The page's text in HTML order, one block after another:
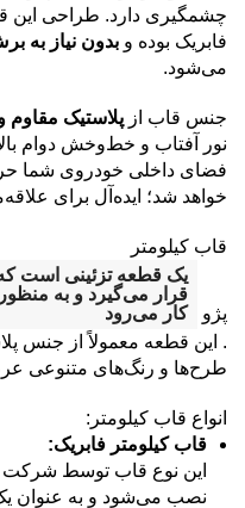
چشمگیری دارد. طراحی این
فابریک بوده و بدون نیاز به
می‌شود.
جنس قاب از پلاستیک مقاوم
نور آفتاب و خط‌وخش دوام
فضای داخلی خودروی شما
خواهد شد؛ ایده‌آل برای
قاب کیلومتر
پژو
یک قطعه تزئینی است
قرار می‌گیرد و به منظور
کار می‌رود
. این قطعه معمولاً از جنس
طرح‌ها و رنگ‌های متنوعی
انواع قاب کیلومتر:
قاب کیلومتر فابریک:
این نوع قاب توسط شرکت
نصب می‌شود و به عنوان